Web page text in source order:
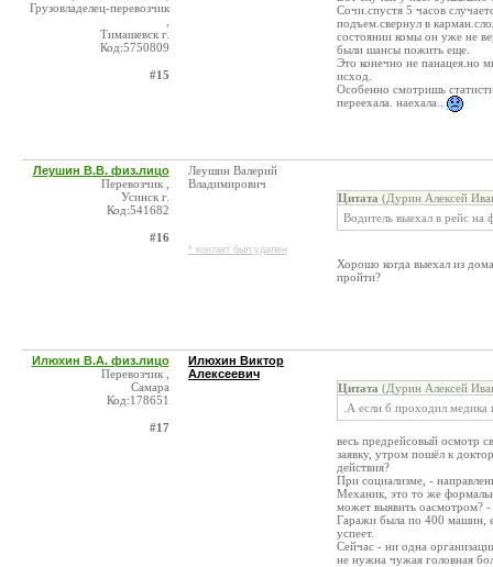
Грузовладелец-перевозчик
Тимашевск г.
Код:5750809
#15
Сочи.спустя 5 часов
подъем.свернул в
состоянии комы он уже не
были шансы пожить еще.
Это конечно не панацея.но
исход.
Особенно смотришь
переехала. наехала..
Леушин В.В. физ.лицо
Перевозчик ,
Усинск г.
Код:541682
#16
Леушин Валерий
Владимирович
* контакт был удален
Цитата (Дурин Алексей
Водитель выехал в рейс
Хорошо когда выехал из
пройти?
Илюхин В.А. физ.лицо
Перевозчик ,
Самара
Код:178651
#17
Илюхин Виктор
Алексеевич
Цитата (Дурин Алексей
.А если б проходил медика
весь предрейсовый осмотр
заявку, утром пошёл к
действия?
При социализме, -
Механик, это то же
может выявить оасмотром?
Гаражи была по 400 машин,
успеет.
Сейчас - ни одна
не нужна чужая головная